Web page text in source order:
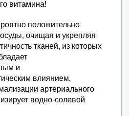
витамина!
положительно
очищая и укрепляя
тканей, из которых
и
влиянием,
артериального
водно-солевой